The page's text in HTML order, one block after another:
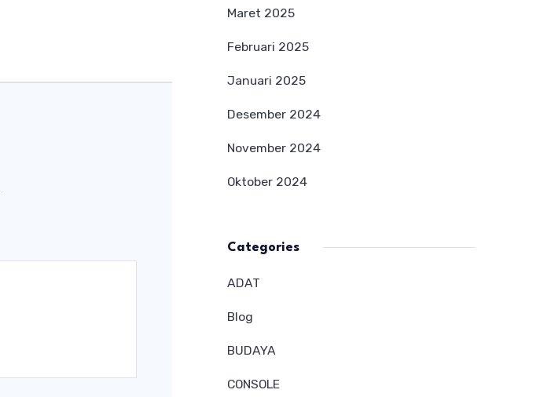
Maret 2025
Februari 2025
Januari 2025
Desember 2024
November 2024
Oktober 2024
Categories
ADAT
Blog
BUDAYA
CONSOLE